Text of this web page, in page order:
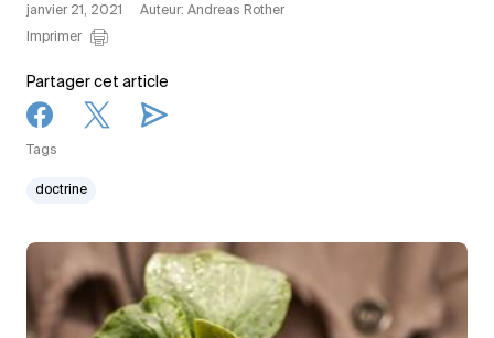
janvier 21, 2021
Auteur: Andreas Rother
Imprimer
Partager cet article
Tags
doctrine